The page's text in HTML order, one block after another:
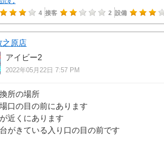
4 接客 2 設備
之原店
アイビー2
2022年05月22日 7:57 PM
所の場所
口の目の前にあります
近くにあります
がきている入り口の目の前です